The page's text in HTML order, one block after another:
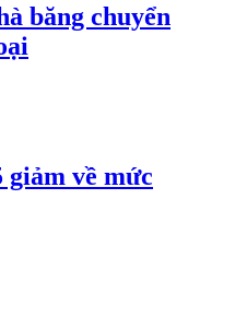
băng chuyển
giảm về mức